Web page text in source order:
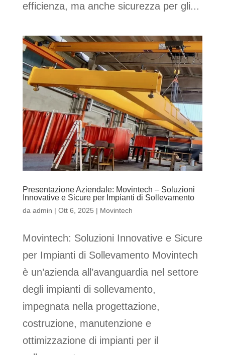
efficienza, ma anche sicurezza per gli...
Presentazione Aziendale: Movintech – Soluzioni
Innovative e Sicure per Impianti di Sollevamento
da admin | Ott 6, 2025 | Movintech
Movintech: Soluzioni Innovative e Sicure
per Impianti di Sollevamento Movintech
è un’azienda all’avanguardia nel settore
degli impianti di sollevamento,
impegnata nella progettazione,
costruzione, manutenzione e
ottimizzazione di impianti per il